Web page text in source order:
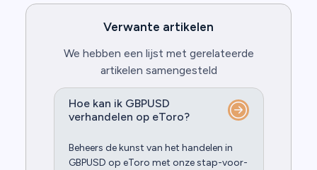
Verwante artikelen
We hebben een lijst met gerelateerde
artikelen samengesteld
Hoe kan ik GBPUSD
verhandelen op eToro?
Beheers de kunst van het handelen in
GBPUSD op eToro met onze stap-voor-